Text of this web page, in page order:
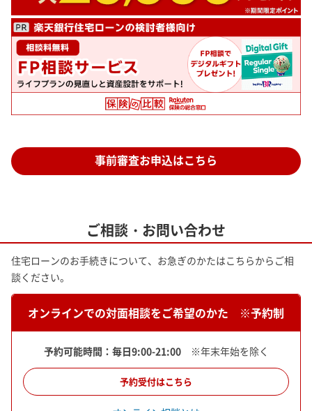
事前審査お申込はこちら
ご相談・お問い合わせ
住宅ローンのお手続きについて、お急ぎのかたはこちらからご相
談ください。
オンラインでの対面相談をご希望のかた ※予約制
予約可能時間：毎日9:00-21:00※年末年始を除く
予約受付はこちら